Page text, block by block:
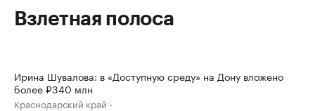
Взлетная полоса
Ирина Шувалова: в «Доступную среду» на Дону вложено
более ₽340 млн
Краснодарский край